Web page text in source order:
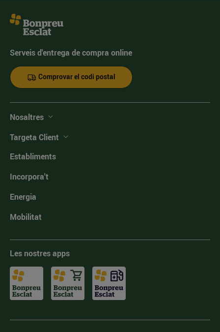
Serveis d'entrega de compra online
Comprovar el codi postal
Nosaltres
Targeta Client
Establiments
Incorpora't
Energia
Mobilitat
Les nostres apps